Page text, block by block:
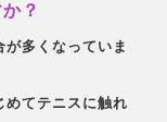
？
多くなっていま
めてテニスに触れ